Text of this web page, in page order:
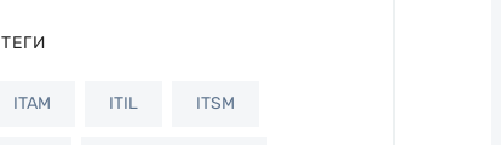
ТЕГИ
ITAM ITIL ITSM